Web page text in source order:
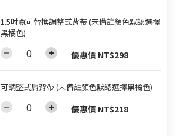
1.5吋寬可替換調整式背帶 (未備註顏色默認選擇
黑橘色)
優惠價 NT$298
可調整式肩背帶 (未備註顏色默認選擇黑橘色)
優惠價 NT$218